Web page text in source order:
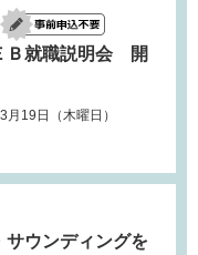
Ｂ就職説明会 開
19日（木曜日）
ウンディングを